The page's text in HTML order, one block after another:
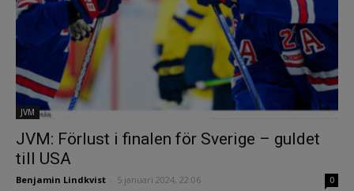
JVM
JVM: Förlust i finalen för Sverige – guldet
till USA
Benjamin Lindkvist 5 januari 2024, 22:06 0